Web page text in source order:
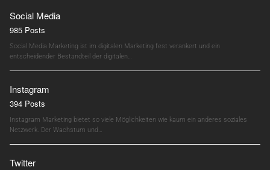
Social Media
985 Posts
Social Media Marketing ist im digitalen Marketing fest verankert und ein
entscheidender Bestandteil der digitalen…
Instagram
394 Posts
Instagram Marketing bietet so viele Möglichkeiten wie kaum ein anderes soziales
Netzwerk. Der Wachstum und…
Twitter